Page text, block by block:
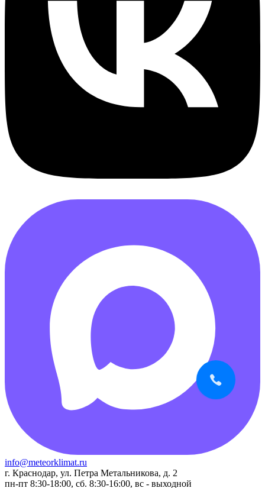
info@meteorklimat.ru
г. Краснодар, ул. Петра Метальникова, д. 2
пн-пт 8:30-18:00, сб. 8:30-16:00, вс - выходной